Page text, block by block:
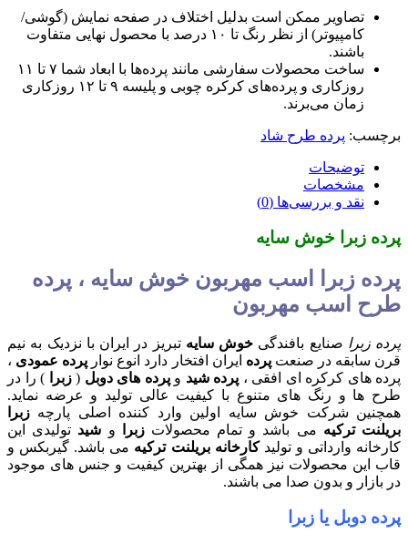
تصاویر ممکن است بدلیل اختلاف در صفحه نمایش (گوشی/
کامپیوتر) از نظر رنگ تا ۱۰ درصد با محصول نهایی متفاوت
باشند.
ساخت محصولات سفارشی مانند پرده‌ها با ابعاد شما ۷ تا ۱۱
روزکاری و پرده‌های کرکره چوبی و پلیسه ۹ تا ۱۲ روزکاری
زمان می‌برند.
برچسب: پرده طرح شاد
توضیحات
مشخصات
نقد و بررسی‌ها (0)
پرده زبرا خوش سایه
پرده زبرا اسب مهربون خوش سایه ، پرده
طرح اسب مهربون
پرده زبرا صنایع بافندگی خوش سایه تبریز در ایران با نزدیک به نیم
قرن سابقه در صنعتپرده ایران افتخار دارد انوع نوار پرده عمودی ،
پرده های کرکره ای افقی ، پرده شید وپرده های دوبل (زبرا
) را در
طرح ها و رنگ های متنوع با کیفیت عالی تولید و عرضه نماید.
همچنین شرکت خوش سایه اولین وارد کننده اصلی پارچه زبرا
بریلنت ترکیه می باشد و تمام محصولاتزبرا و شید تولیدی این
کارخانه وارداتی و تولیدکارخانه بریلنت ترکیه می باشد. گیربکس و
قاب این محصولات نیز همگی از بهترین کیفیت و جنس های موجود
در بازار و بدون صدا می باشند.
پرده دوبل یا زبرا